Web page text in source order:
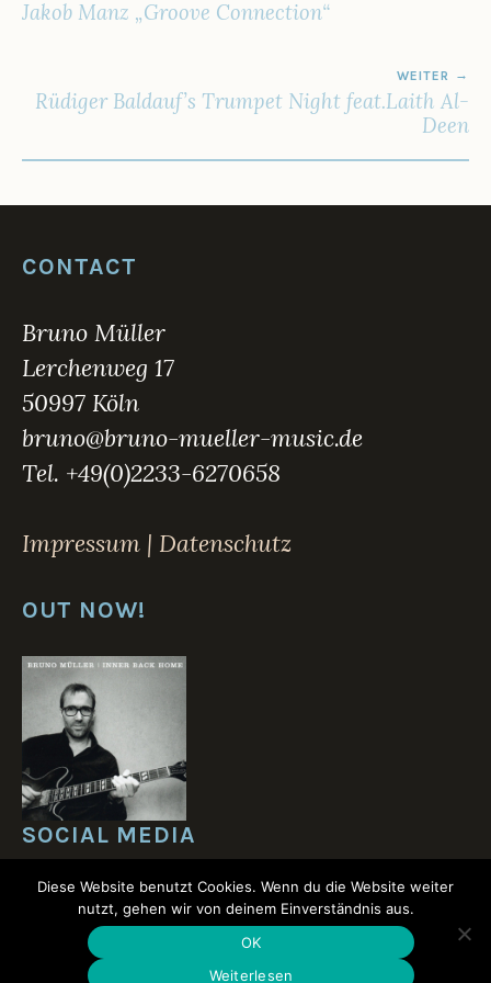
Jakob Manz „Groove Connection“
WEITER
Rüdiger Baldauf’s Trumpet Night feat.Laith Al-
Deen
CONTACT
Bruno Müller
Lerchenweg 17
50997 Köln
bruno@bruno-mueller-music.de
Tel. +49(0)2233-6270658
Impressum | Datenschutz
OUT NOW!
SOCIAL MEDIA
Diese Website benutzt Cookies. Wenn du die Website weiter
nutzt, gehen wir von deinem Einverständnis aus.
OK
Weiterlesen